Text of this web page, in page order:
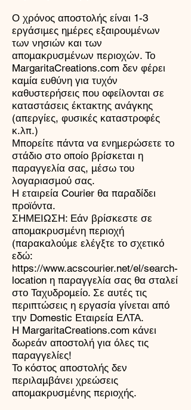
Ο χρόνος αποστολής είναι 1-3
εργάσιμες ημέρες εξαιρουμένων
των νησιών και των
απομακρυσμένων περιοχών. Το
MargaritaCreations.com δεν φέρει
καμία ευθύνη για τυχόν
καθυστερήσεις που οφείλονται σε
καταστάσεις έκτακτης ανάγκης
(απεργίες, φυσικές καταστροφές
κ.λπ.)
Μπορείτε πάντα να ενημερώσετε το
στάδιο στο οποίο βρίσκεται η
παραγγελία σας, μέσω του
λογαριασμού σας.
Η εταιρεία Courier θα παραδίδει
προϊόντα.
ΣΗΜΕΙΩΣΗ: Εάν βρίσκεστε σε
απομακρυσμένη περιοχή
(παρακαλούμε ελέγξτε το σχετικό
εδώ:
https://www.acscourier.net/el/search-
location η παραγγελία σας θα σταλεί
στο Ταχυδρομείο. Σε αυτές τις
περιπτώσεις η εργασία γίνεται από
την Domestic Εταιρεία ΕΛΤΑ.
Η MargaritaCreations.com κάνει
δωρεάν αποστολή για όλες τις
παραγγελίες!
Το κόστος αποστολής δεν
περιλαμβάνει χρεώσεις
απομακρυσμένης περιοχής.